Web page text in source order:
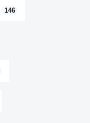
146